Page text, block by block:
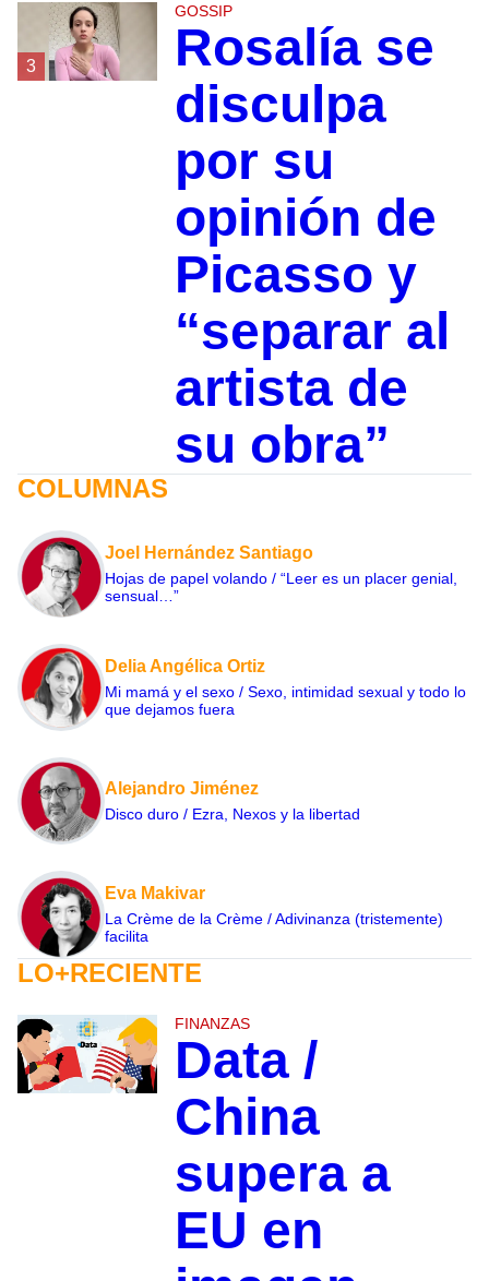
3
GOSSIP
Rosalía se
disculpa
por su
opinión de
Picasso y
“separar al
artista de
su obra”
COLUMNAS
Joel Hernández Santiago
Hojas de papel volando / “Leer es un placer genial,
sensual…”
Delia Angélica Ortiz
Mi mamá y el sexo / Sexo, intimidad sexual y todo lo
que dejamos fuera
Alejandro Jiménez
Disco duro / Ezra, Nexos y la libertad
Eva Makivar
La Crème de la Crème / Adivinanza (tristemente)
facilita
LO+RECIENTE
FINANZAS
Data /
China
supera a
EU en